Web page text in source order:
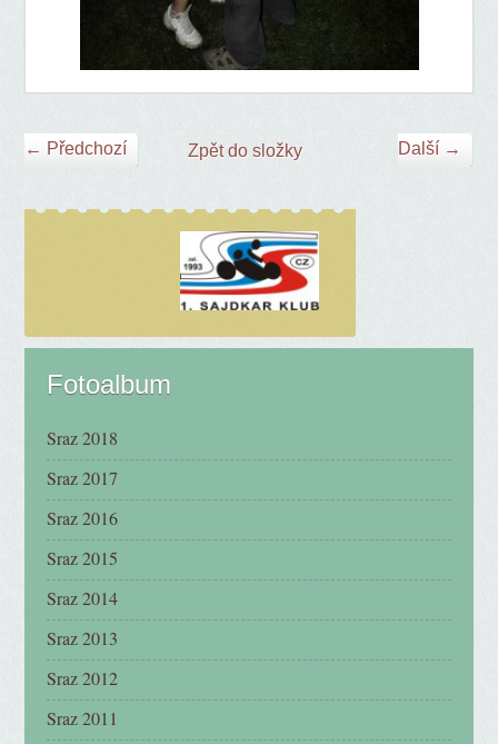
← Předchozí Další →
Zpět do složky
Fotoalbum
Sraz 2018
Sraz 2017
Sraz 2016
Sraz 2015
Sraz 2014
Sraz 2013
Sraz 2012
Sraz 2011